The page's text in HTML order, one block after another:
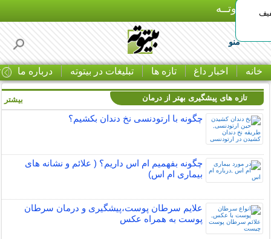
بـیتوتــه
منو
خانه اخبار داغ تازه ها تبلیغات در بیتوته درباره ما
50% تخفیف
تازه های پیشگیری بهتر از درمان
چگونه با ارتودنسی نخ دندان بکشیم؟
چگونه بفهمیم ام اس داریم؟ ( علائم و نشانه های
بیماری ام اس)
علایم سرطان پوست،پیشگیری و درمان سرطان
پوست به همراه عکس
بیشتر